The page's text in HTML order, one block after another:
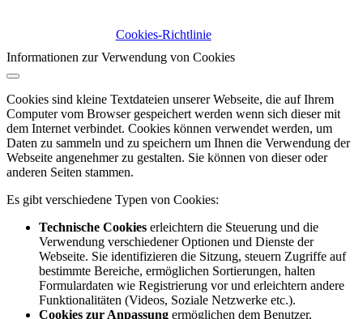
Cookies-Richtlinie
Informationen zur Verwendung von Cookies
Cookies sind kleine Textdateien unserer Webseite, die auf Ihrem
Computer vom Browser gespeichert werden wenn sich dieser mit
dem Internet verbindet. Cookies können verwendet werden, um
Daten zu sammeln und zu speichern um Ihnen die Verwendung der
Webseite angenehmer zu gestalten. Sie können von dieser oder
anderen Seiten stammen.
Es gibt verschiedene Typen von Cookies:
Technische Cookies erleichtern die Steuerung und die
Verwendung verschiedener Optionen und Dienste der
Webseite. Sie identifizieren die Sitzung, steuern Zugriffe auf
bestimmte Bereiche, ermöglichen Sortierungen, halten
Formulardaten wie Registrierung vor und erleichtern andere
Funktionalitäten (Videos, Soziale Netzwerke etc.).
Cookies zur Anpassung ermöglichen dem Benutzer,